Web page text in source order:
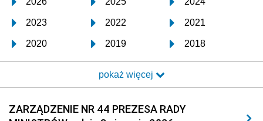
2023 2022 2021
2020 2019 2018
2017 2016 2015
2014 2013 2012
2011 2010 2009
pokaż więcej
ZARZĄDZENIE NR 44 PREZESA RADY